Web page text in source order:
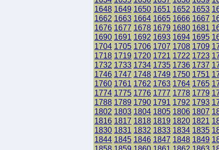
1648 1649 1650 1651 1652 1653
1662 1663 1664 1665 1666 1667
1676 1677 1678 1679 1680 1681
1690 1691 1692 1693 1694 1695
1704 1705 1706 1707 1708 1709
1718 1719 1720 1721 1722 1723
1732 1733 1734 1735 1736 1737
1746 1747 1748 1749 1750 1751
1760 1761 1762 1763 1764 1765
1774 1775 1776 1777 1778 1779
1788 1789 1790 1791 1792 1793
1802 1803 1804 1805 1806 1807
1816 1817 1818 1819 1820 1821
1830 1831 1832 1833 1834 1835
1844 1845 1846 1847 1848 1849